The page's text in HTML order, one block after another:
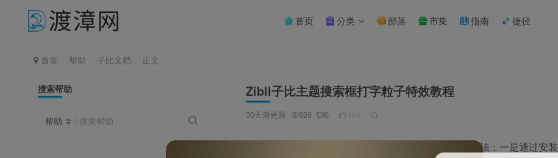
首页 分类 部落 市集 指南 捷径
首页 帮助 子比文档 正文
Zibll子比主题搜索框打字粒子特效教程
30天前更新 928 0 108
本文介绍两种为子比主题搜索框添加打字粒子特效的方法：一是通过安装
搜索帮助
帮助 搜索帮助